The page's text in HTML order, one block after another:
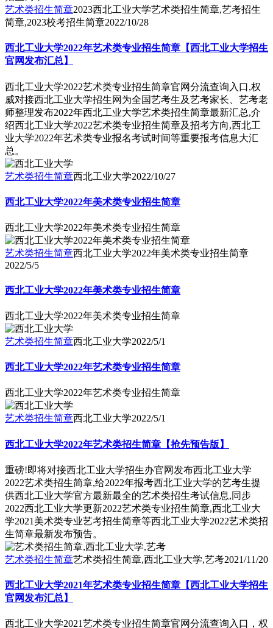
艺术类招生简章2023西北工业大学艺术类招生简章,艺考招生
简章,2023校考招生简章2022/10/28
西北工业大学2022年艺术类专业招生简章【西北工业大学招生
官网发布汇总】
西北工业大学2022艺术类专业招生简章官网分流查询入口,权
威对接西北工业大学招生网为全国艺考生及艺考家长、艺考老
师整理发布2022年西北工业大学艺术类招生简章最新汇总,介
绍西北工业大学2022艺术类专业招生简章及招考方向,西北工
业大学2022年艺术类专业报名考试时间等重要报考信息大汇
总。
艺术类招生简章西北工业大学2022/10/27
西北工业大学2022年美术类专业招生简章
西北工业大学2022年美术类专业招生简章
艺术类招生简章西北工业大学2022年美术类专业招生简章
2022/5/5
西北工业大学2022年美术类专业招生简章
西北工业大学2022年美术类专业招生简章
艺术类招生简章西北工业大学2022/5/1
西北工业大学2022年艺术类专业招生简章
西北工业大学2022年艺术类专业招生简章
艺术类招生简章西北工业大学2022/5/1
西北工业大学2022年艺术类招生简章【抢先预告版】
重磅!即将对接西北工业大学招生办官网发布西北工业大学
2022艺术类招生简章,给2022年报考西北工业大学的艺考生提
供西北工业大学官方最新最全的艺术类招生考试信息,同步
2022西北工业大学更新2022艺术类专业招生简章,西北工业大
学2021美术类专业艺考招生简章等西北工业大学2022艺术类招
生简章最新发布预告。
艺术类招生简章艺术类招生简章,西北工业大学,艺考2021/11/20
西北工业大学2021年艺术类专业招生简章【西北工业大学招生
官网发布汇总】
西北工业大学2021艺术类专业招生简章官网分流查询入口，权